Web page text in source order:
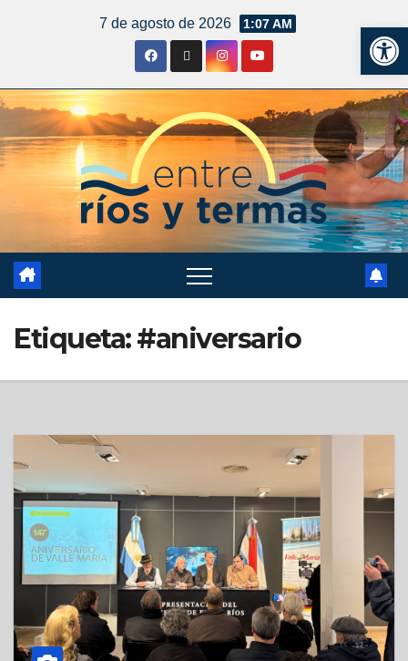
7 de agosto de 2026 1:07 AM
Etiqueta:#aniversario